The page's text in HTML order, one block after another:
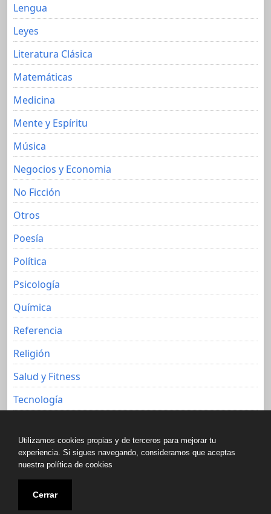
Lengua
Leyes
Literatura Clásica
Matemáticas
Medicina
Mente y Espíritu
Música
Negocios y Economia
No Ficción
Otros
Poesía
Política
Psicología
Química
Referencia
Religión
Salud y Fitness
Tecnología
Utilizamos cookies propias y de terceros para mejorar tu
experiencia. Si sigues navegando, consideramos que aceptas
nuestra política de cookies
Cerrar